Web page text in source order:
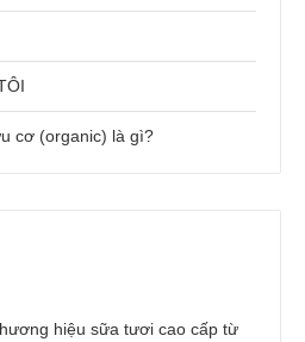
cơ (organic) là gì?
hiệu sữa tươi cao cấp từ